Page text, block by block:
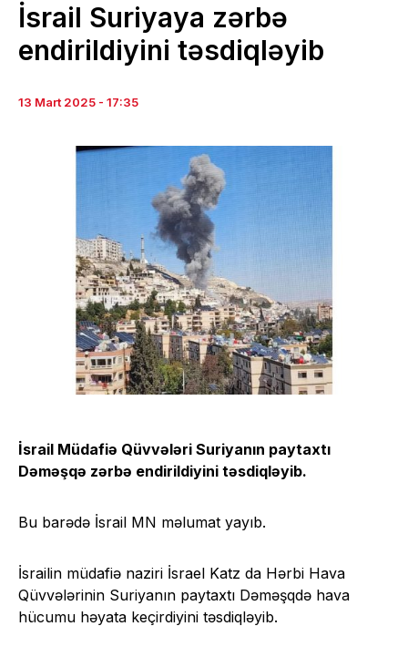
İsrail Suriyaya zərbə
endirildiyini təsdiqləyib
13 Mart 2025 - 17:35
İsrail Müdafiə Qüvvələri Suriyanın paytaxtı
Dəməşqə zərbə endirildiyini təsdiqləyib.
Bu barədə İsrail MN məlumat yayıb.
İsrailin müdafiə naziri İsrael Katz da Hərbi Hava
Qüvvələrinin Suriyanın paytaxtı Dəməşqdə hava
hücumu həyata keçirdiyini təsdiqləyib.